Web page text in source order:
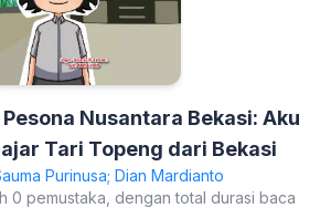
Nusantara Bekasi: Aku
Tari Topeng dari Bekasi
Purinusa; Dian Mardianto
0 pemustaka, dengan total durasi baca